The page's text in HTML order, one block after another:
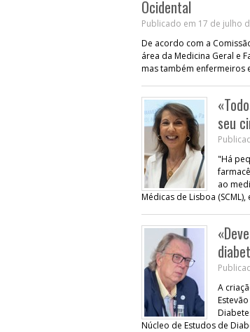
Ocidental
Publicado em 17 de julho
De acordo com a
área da Medicina Geral e
mas também enfermeiros
seu
"Há
ao
Médicas de Lisboa
A
Núcleo de Estudos de